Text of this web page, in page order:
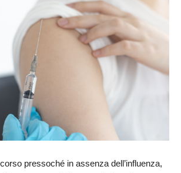
pressoché in assenza dell’influenza,